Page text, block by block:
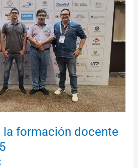
la formación docente